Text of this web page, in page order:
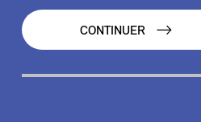
CONTINUER